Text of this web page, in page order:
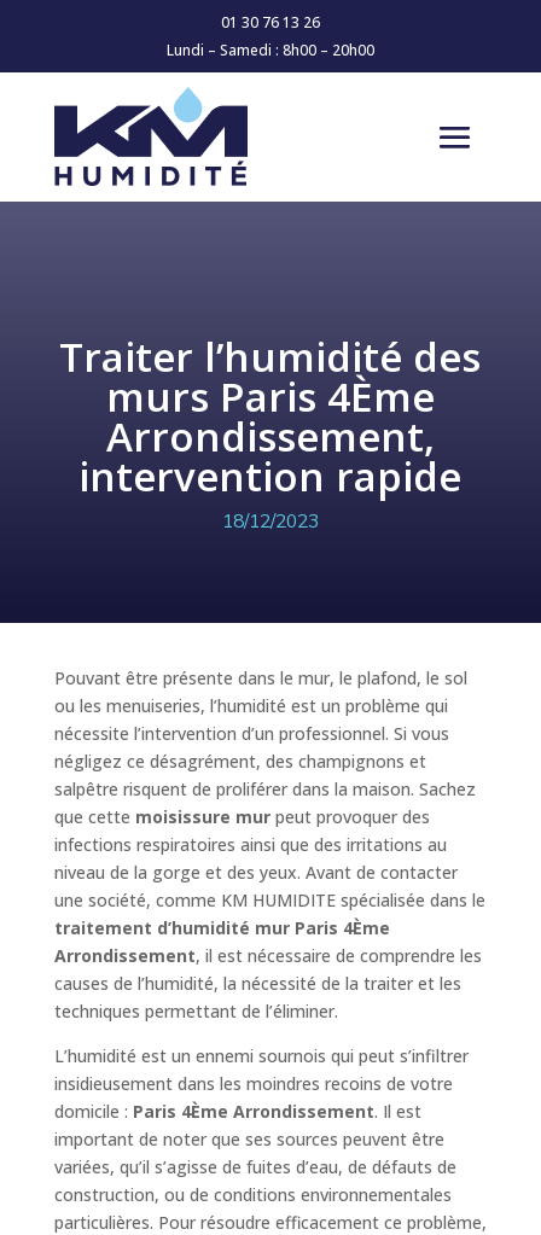
01 30 76 13 26
Lundi – Samedi : 8h00 – 20h00
Traiter l’humidité des
murs Paris 4Ème
Arrondissement,
intervention rapide
18/12/2023
Pouvant être présente dans le mur, le plafond, le sol
ou les menuiseries, l’humidité est un problème qui
nécessite l’intervention d’un professionnel. Si vous
négligez ce désagrément, des champignons et
salpêtre risquent de proliférer dans la maison. Sachez
que cette moisissure murpeut provoquer des
infections respiratoires ainsi que des irritations au
niveau de la gorge et des yeux. Avant de contacter
une société, comme KM HUMIDITE spécialisée dans le
traitement d’humidité mur Paris 4Ème
Arrondissement, il est nécessaire de comprendre les
causes de l’humidité, la nécessité de la traiter et les
techniques permettant de l’éliminer.
L’humidité est un ennemi sournois qui peut s’infiltrer
insidieusement dans les moindres recoins de votre
domicile : Paris 4Ème Arrondissement. Il est
important de noter que ses sources peuvent être
variées, qu’il s’agisse de fuites d’eau, de défauts de
construction, ou de conditions environnementales
particulières. Pour résoudre efficacement ce problème,